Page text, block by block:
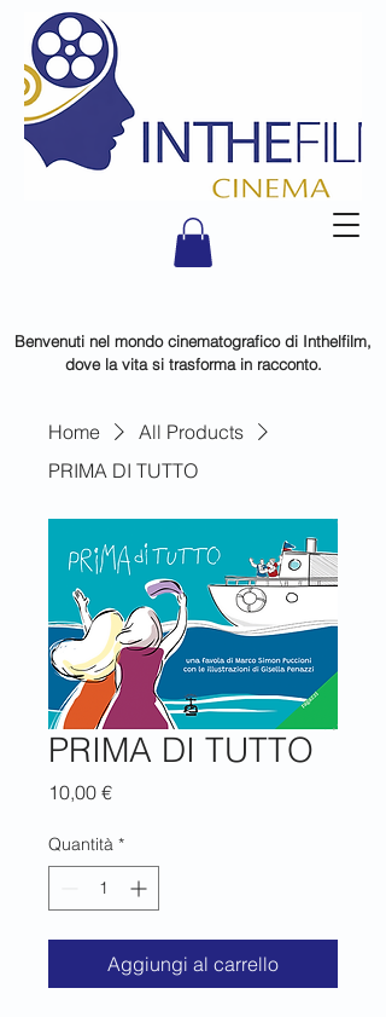
Benvenuti nel mondo cinematografico di Inthelfilm,
dove la vita si trasforma in racconto.
Home
All Products
PRIMA DI TUTTO
PRIMA DI TUTTO
10,00 €Prezzo
Quantità *
Aggiungi al carrello